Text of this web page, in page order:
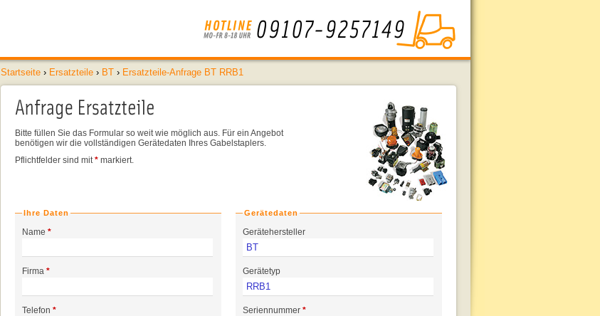
Startseite › Ersatzteile › BT › Ersatzteile-Anfrage BT RRB1
Bitte füllen Sie das Formular so weit wie möglich aus. Für ein Angebot
benötigen wir die vollständigen Gerätedaten Ihres Gabelstaplers.
Pflichtfelder sind mit* markiert.
Ihre Daten
Name *
Firma *
Telefon *
Gerätedaten
Gerätehersteller
Gerätetyp
Seriennummer *